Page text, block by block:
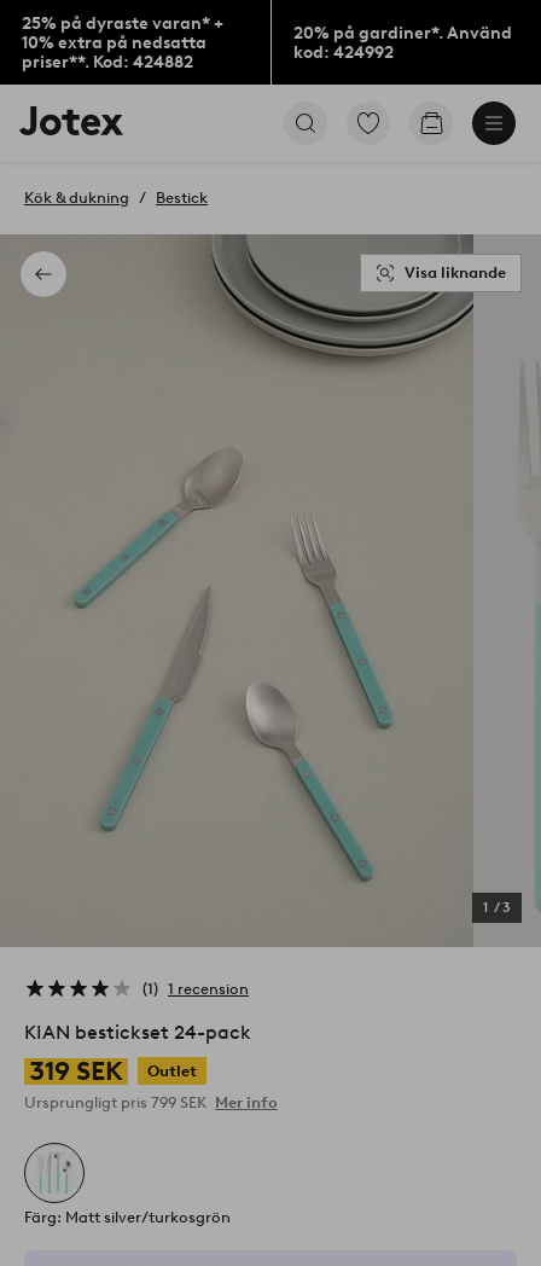
25% på dyraste varan* +
10% extra på nedsatta
priser**. Kod: 424882
20% på gardiner*. Använd
kod: 424992
Jotex
logotyp
till
Gå
Gå
Tillbaka
Kök & dukning Bestick
1 /3
Visa liknande
1 1 recension
KIAN bestickset 24-pack
319 SEK
Outlet
Ursprungligt pris 799 SEK Mer info
Färg: Matt silver/turkosgrön